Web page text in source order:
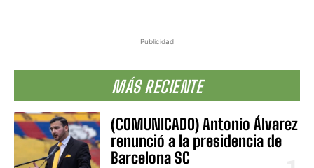
Publicidad
MÁS RECIENTE
(COMUNICADO) Antonio Álvarez
renunció a la presidencia de
Barcelona SC